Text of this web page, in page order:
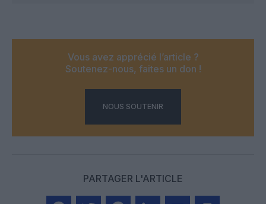
Vous avez apprécié l’article ?
Soutenez-nous, faites un don !
NOUS SOUTENIR
PARTAGER L'ARTICLE